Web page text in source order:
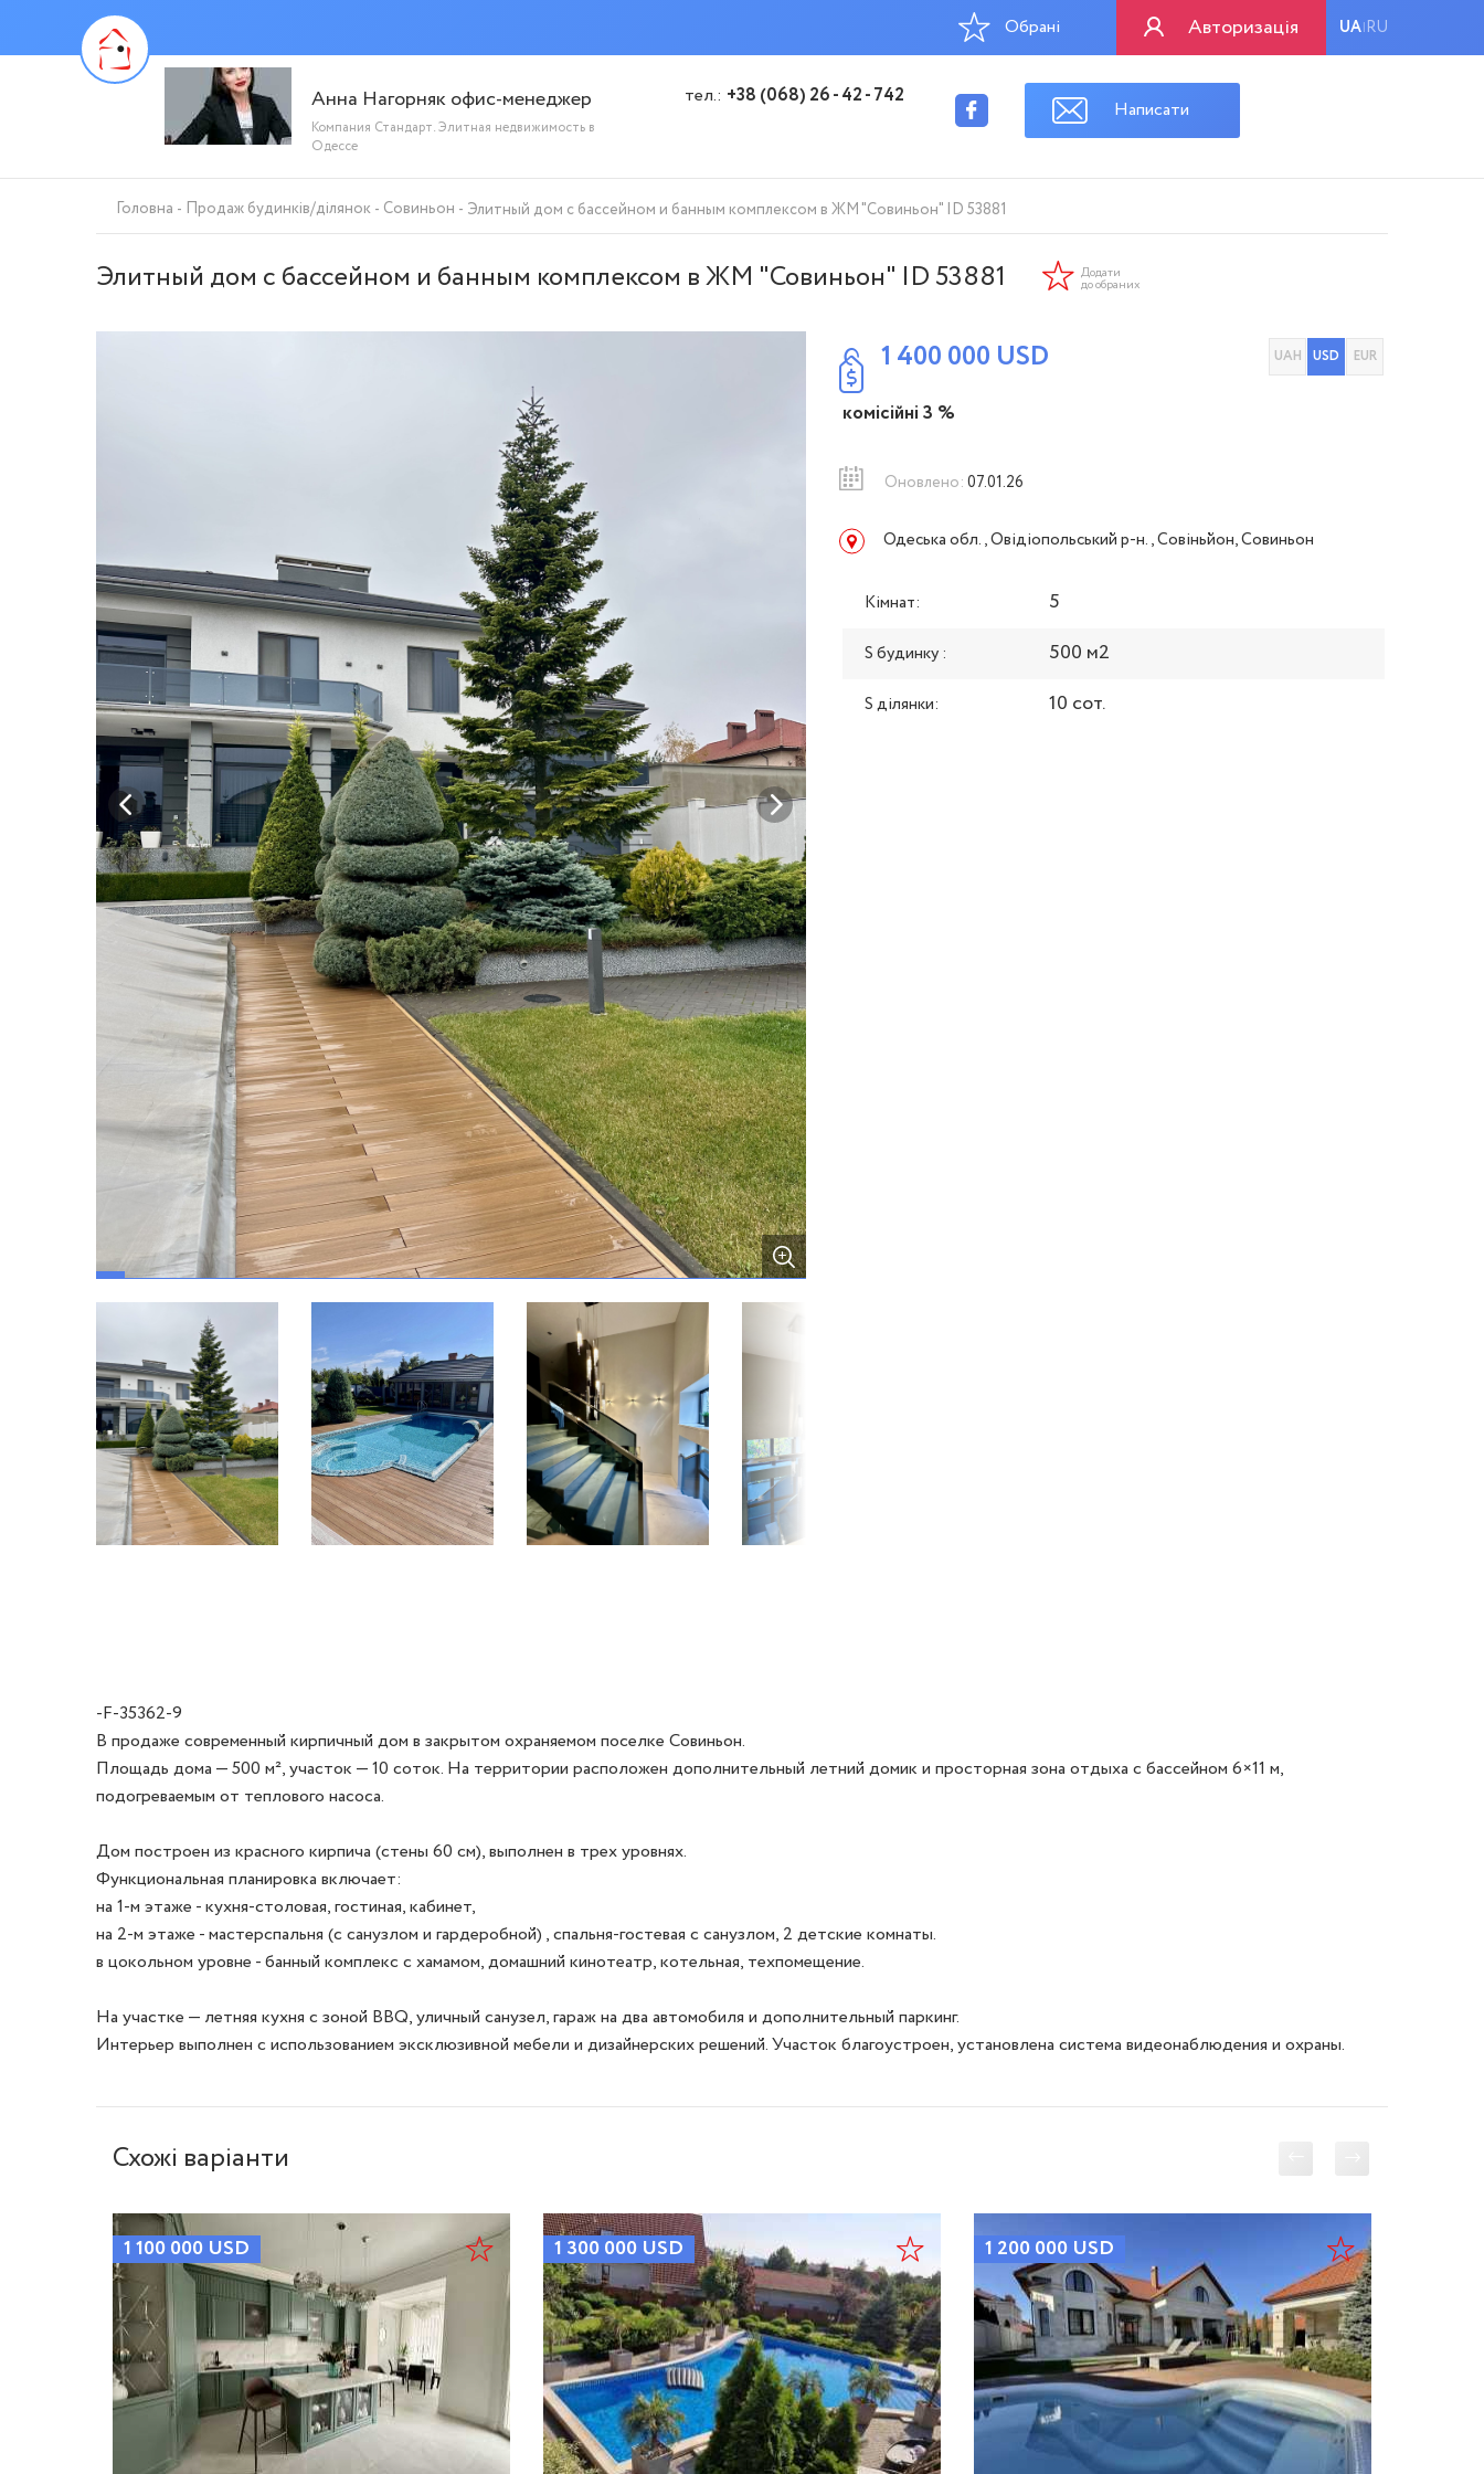
Авторизація UA|RU
Обрані
Анна Нагорняк офис-менеджер
Компания Стандарт. Элитная недвижимость в
Одессе
тел.: +38 (068) 26 - 42 - 742
Написати
Головна Продаж будинків/ділянок Совиньон Элитный дом с бассейном и банным комплексом в ЖМ "Совиньон" ID 53881
Элитный дом с бассейном и банным комплексом в ЖМ "Совиньон" ID 53881 Додати
до обраних
1 400 000 USD UAH USD EUR
комісійні 3 %
Оновлено: 07.01.26
Одеська обл., Овідіопольський р-н., Совіньйон, Совиньон
Кімнат: 5
S будинку : 500 м2
S ділянки: 10 сот.
-F-35362-9
В продаже современный кирпичный дом в закрытом охраняемом поселке Совиньон.
Площадь дома — 500 м², участок — 10 соток. На территории расположен дополнительный летний домик и просторная зона отдыха с бассейном 6×11 м,
подогреваемым от теплового насоса.
Дом построен из красного кирпича (стены 60 см), выполнен в трех уровнях.
Функциональная планировка включает:
на 1-м этаже - кухня-столовая, гостиная, кабинет,
на 2-м этаже - мастерспальня (с санузлом и гардеробной) , спальня-гостевая с санузлом, 2 детские комнаты.
в цокольном уровне - банный комплекс с хамамом, домашний кинотеатр, котельная, техпомещение.
На участке — летняя кухня с зоной BBQ, уличный санузел, гараж на два автомобиля и дополнительный паркинг.
Интерьер выполнен с использованием эксклюзивной мебели и дизайнерских решений. Участок благоустроен, установлена система видеонаблюдения и охраны.
Схожі варіанти
1 100 000 USD 1 300 000 USD 1 200 000 USD